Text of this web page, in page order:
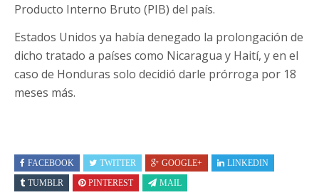
Producto Interno Bruto (PIB) del país.
Estados Unidos ya había denegado la prolongación de
dicho tratado a países como Nicaragua y Haití, y en el
caso de Honduras solo decidió darle prórroga por 18
meses más.
FACEBOOK TWITTER GOOGLE+
LINKEDIN
TUMBLR
PINTEREST MAIL